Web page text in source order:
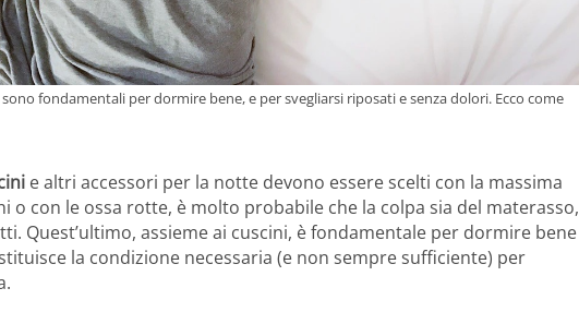
fondamentali per dormire bene, e per svegliarsi riposati e senza dolori. Ecco come
e altri accessori per la notte devono essere scelti con la massima
o con le ossa rotte, è molto probabile che la colpa sia del materasso,
Quest’ultimo, assieme ai cuscini, è fondamentale per dormire bene
la condizione necessaria (e non sempre sufficiente) per